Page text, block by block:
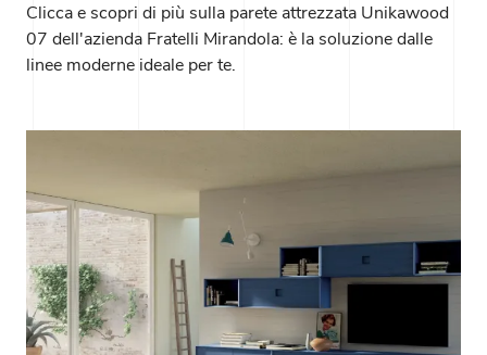
Clicca e scopri di più sulla parete attrezzata Unikawood
07 dell'azienda Fratelli Mirandola: è la soluzione dalle
linee moderne ideale per te.